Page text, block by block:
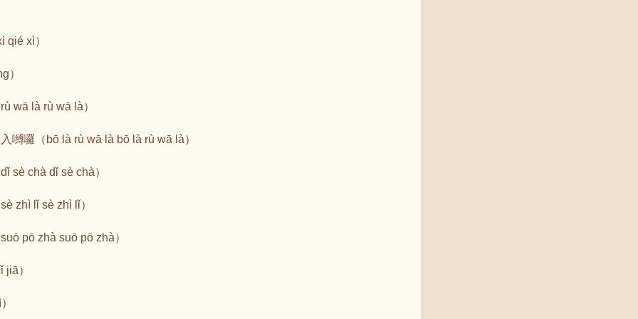
qié xì）
）
wā là rù wā là）
嚩囉（bō là rù wā là bō là rù wā là）
sè chà dǐ sè chà）
zhì lǐ sè zhì lǐ）
pō zhà suō pō zhà）
）